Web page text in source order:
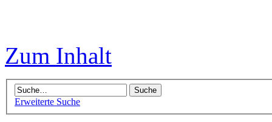
Zum Inhalt
Erweiterte Suche